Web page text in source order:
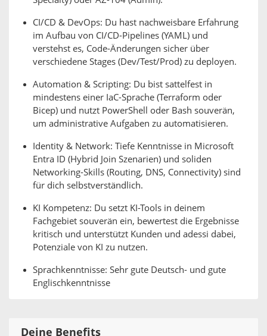
CI/CD & DevOps: Du hast nachweisbare Erfahrung
im Aufbau von CI/CD-Pipelines (YAML) und
verstehst es, Code-Änderungen sicher über
verschiedene Stages (Dev/Test/Prod) zu deployen.
Automation & Scripting: Du bist sattelfest in
mindestens einer IaC-Sprache (Terraform oder
Bicep) und nutzt PowerShell oder Bash souverän,
um administrative Aufgaben zu automatisieren.
Identity & Network: Tiefe Kenntnisse in Microsoft
Entra ID (Hybrid Join Szenarien) und soliden
Networking-Skills (Routing, DNS, Connectivity) sind
für dich selbstverständlich.
KI Kompetenz: Du setzt KI-Tools in deinem
Fachgebiet souverän ein, bewertest die Ergebnisse
kritisch und unterstützt Kunden und adessi dabei,
Potenziale von KI zu nutzen.
Sprachkenntnisse: Sehr gute Deutsch- und gute
Englischkenntnisse
Deine Benefits